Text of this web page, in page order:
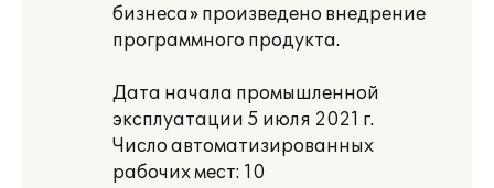
бизнеса» произведено внедрение
программного продукта.
Дата начала промышленной
эксплуатации 5 июля 2021 г.
Число автоматизированных
рабочих мест: 10